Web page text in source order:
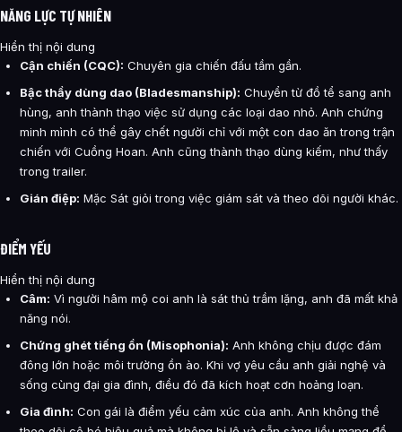
NĂNG LỰC TỰ NHIÊN
Hiển thị nội dung
Cận chiến (CQC): Chuyên gia chiến đấu tầm gần.
Bậc thầy dùng dao (Bladesmanship): Chuyển từ đồ tể sang anh
hùng, anh thành thạo việc sử dụng các loại dao nhỏ. Anh chứng
minh mình có thể gây chết người chỉ với một con dao ăn trong trận
chiến với Cuồng Hoan. Anh cũng thành thạo dùng kiếm, như thấy
trong trailer.
Gián điệp: Mặc Sát giỏi trong việc giám sát và theo dõi người khác.
ĐIỂM YẾU
Hiển thị nội dung
Câm: Vì người hâm mộ coi anh là sát thủ trầm lặng, anh đã mất khả
năng nói.
Chứng ghét tiếng ồn (Misophonia): Anh không chịu được đám
đông lớn hoặc môi trường ồn ào. Khi vợ yêu cầu anh giải nghệ và
sống cùng đại gia đình, điều đó đã kích hoạt cơn hoảng loạn.
Gia đình: Con gái là điểm yếu cảm xúc của anh. Anh không thể